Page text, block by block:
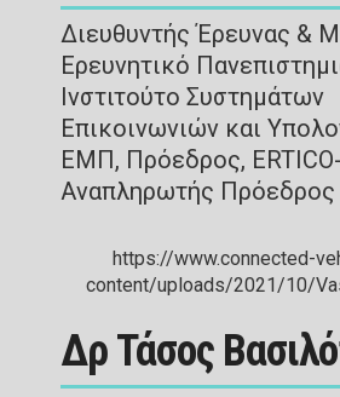
Διευθυντής Έρευνας &
Ερευνητικό
Ινστιτούτο Συστημάτων
Επικοινωνιών και
ΕΜΠ, Πρόεδρος,
Αναπληρωτής
Δρ Τάσος